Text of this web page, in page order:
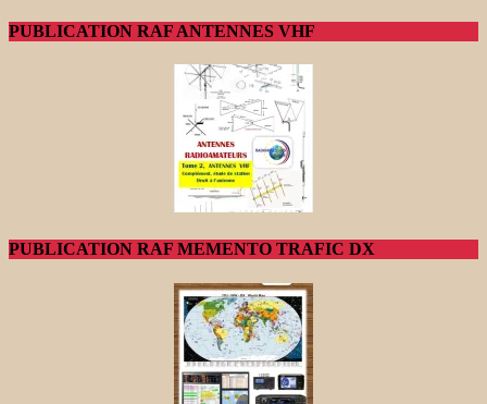
PUBLICATION RAF ANTENNES VHF
PUBLICATION RAF MEMENTO TRAFIC DX